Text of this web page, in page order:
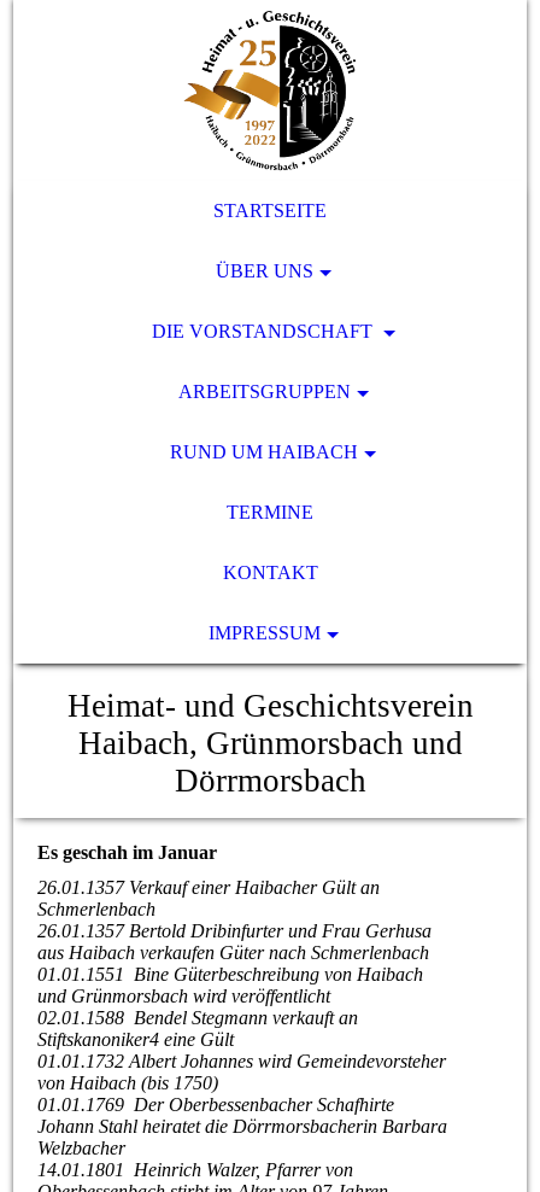
STARTSEITE
ÜBER UNS
DIE VORSTANDSCHAFT
ARBEITSGRUPPEN
RUND UM HAIBACH
TERMINE
KONTAKT
IMPRESSUM
Heimat- und Geschichtsverein
Haibach, Grünmorsbach und
Dörrmorsbach
Es geschah im Januar
26.01.1357 Verkauf einer Haibacher Gült an
Schmerlenbach
26.01.1357 Bertold Dribinfurter und Frau Gerhusa
aus Haibach verkaufen Güter nach Schmerlenbach
01.01.1551 Bine Güterbeschreibung von Haibach
und Grünmorsbach wird veröffentlicht
02.01.1588 Bendel Stegmann verkauft an
Stiftskanoniker4 eine Gült
01.01.1732 Albert Johannes wird Gemeindevorsteher
von Haibach (bis 1750)
01.01.1769 Der Oberbessenbacher Schafhirte
Johann Stahl heiratet die Dörrmorsbacherin Barbara
Welzbacher
14.01.1801 Heinrich Walzer, Pfarrer von